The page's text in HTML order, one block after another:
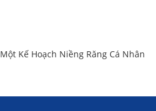
Kế Hoạch Niềng Răng Cá Nhân